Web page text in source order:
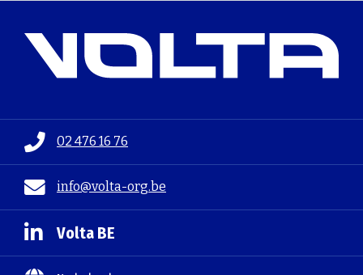
02 476 16 76
info@volta-org.be
Volta BE